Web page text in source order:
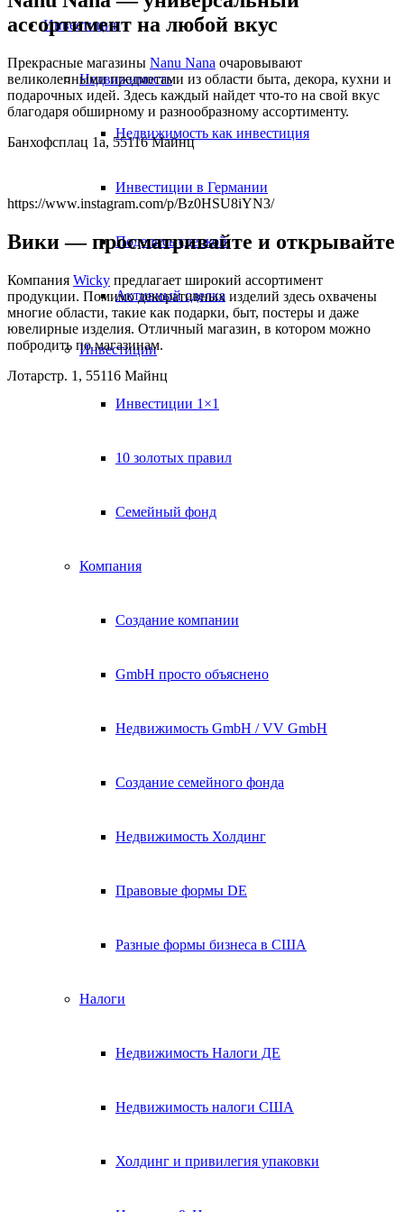
Инвестиции
Недвижимость
Недвижимость как инвестиция
Инвестиции в Германии
Поделись сделкой
Активный сделка
Инвестиции
Инвестиции 1×1
10 золотых правил
Семейный фонд
Компания
Создание компании
GmbH просто объяснено
Недвижимость GmbH / VV GmbH
Создание семейного фонда
Недвижимость Холдинг
Правовые формы DE
Разные формы бизнеса в США
Налоги
Недвижимость Налоги ДЕ
Недвижимость налоги США
Холдинг и привилегия упаковки
ассортимент на любой вкус
Прекрасные магазины Nanu Nana очаровывают
великолепными предметами из области быта, декора, кухни и
подарочных идей. Здесь каждый найдет что-то на свой вкус
благодаря обширному и разнообразному ассортименту.
Банхофсплац 1а, 55116 Майнц
https://www.instagram.com/p/Bz0HSU8iYN3/
Вики — просматривайте и открывайте
Компания Wicky предлагает широкий ассортимент
продукции. Помимо декоративных изделий здесь охвачены
многие области, такие как подарки, быт, постеры и даже
ювелирные изделия. Отличный магазин, в котором можно
побродить по магазинам.
Лотарстр. 1, 55116 Майнц